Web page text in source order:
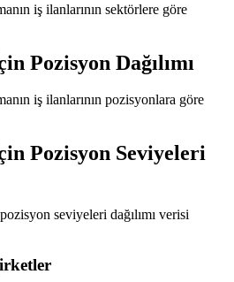
iş ilanlarının sektörlere göre
Pozisyon Dağılımı
iş ilanlarının pozisyonlara göre
Pozisyon Seviyeleri
seviyeleri dağılımı verisi